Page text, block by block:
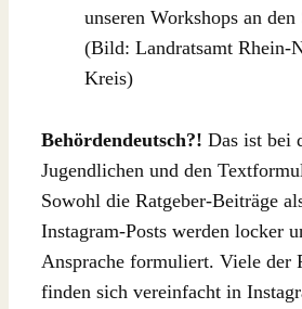
unseren Workshops an den
(Bild: Landratsamt Rhein-
Kreis)
Behördendeutsch?! Das ist bei
Jugendlichen und den
Sowohl die Ratgeber-Beiträge
Instagram-Posts werden locker
Ansprache formuliert. Viele der
finden sich vereinfacht in